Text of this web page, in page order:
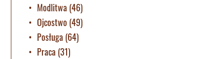
Modlitwa (46)
Ojcostwo (49)
Posługa (64)
Praca (31)